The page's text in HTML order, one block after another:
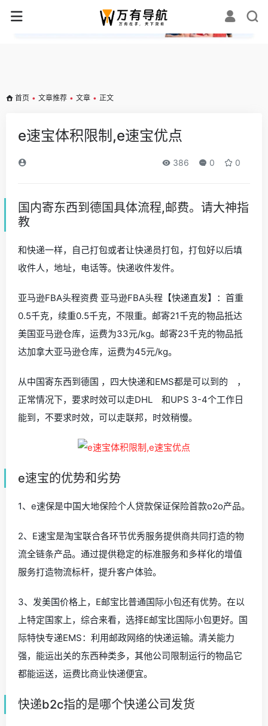
✕
首页 • 文章推荐 • 文章 • 正文
e速宝体积限制,e速宝优点
386 0 0
国内寄东西到德国具体流程,邮费。请大神指
教
和快递一样，自己打包或者让快递员打包，打包好以后填
收件人，地址，电话等。快递收件发件。
亚马逊FBA头程资费 亚马逊FBA头程【快递直发】：首重
0.5千克，续重0.5千克，不限重。邮寄21千克的物品抵达
美国亚马逊仓库，运费为33元/kg。邮寄23千克的物品抵
达加拿大亚马逊仓库，运费为45元/kg。
从中国寄东西到德国 ，四大快递和EMS都是可以到的 ，
正常情况下，要求时效可以走DHL 和UPS 3-4个工作日
能到，不要求时效，可以走联邦，时效稍慢。
e速宝的优势和劣势
1、e速保是中国大地保险个人贷款保证保险首款o2o产品。
2、E速宝是淘宝联合各环节优秀服务提供商共同打造的物
流全链条产品。通过提供稳定的标准服务和多样化的增值
服务打造物流标杆，提升客户体验。
3、发美国价格上，E邮宝比普通国际小包还有优势。在以
上特定国家上，综合来看，选择E邮宝比国际小包更好。国
际特快专递EMS：利用邮政网络的快递运输。清关能力
强，能运出关的东西种类多，其他公司限制运行的物品它
都能运送，运费比商业快递便宜。
快递b2c指的是哪个快递公司发货